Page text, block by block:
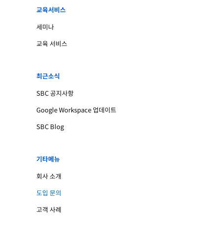
교육서비스
세미나
교육 서비스
최근소식
SBC 공지사항
Google Workspace 업데이트
SBC Blog
기타메뉴
회사 소개
도입 문의
고객 사례